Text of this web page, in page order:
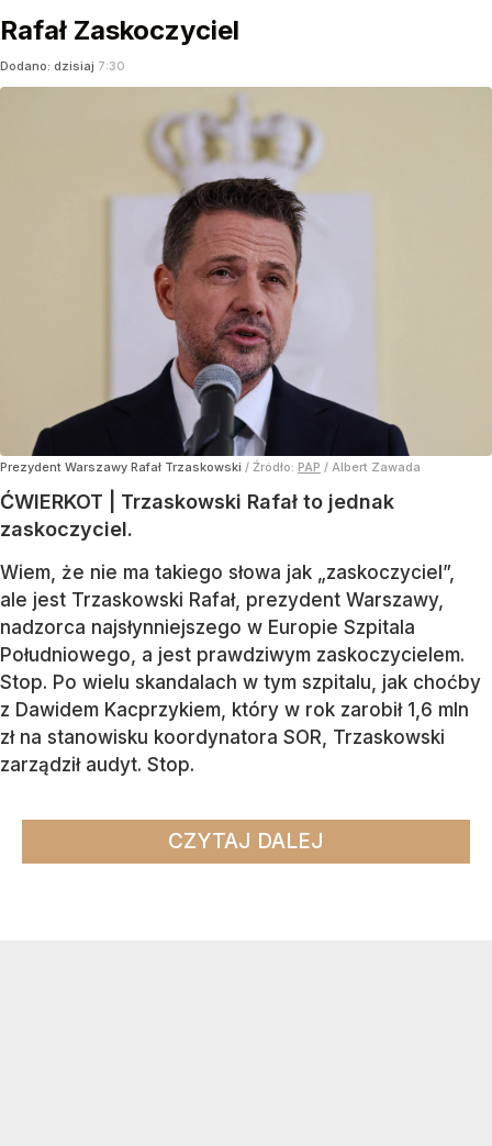
Rafał Zaskoczyciel
Dodano: dzisiaj 7:30
Prezydent Warszawy Rafał Trzaskowski / Źródło: PAP / Albert Zawada
ĆWIERKOT | Trzaskowski Rafał to jednak
zaskoczyciel.
Wiem, że nie ma takiego słowa jak „zaskoczyciel”,
ale jest Trzaskowski Rafał, prezydent Warszawy,
nadzorca najsłynniejszego w Europie Szpitala
Południowego, a jest prawdziwym zaskoczycielem.
Stop. Po wielu skandalach w tym szpitalu, jak choćby
z Dawidem Kacprzykiem, który w rok zarobił 1,6 mln
zł na stanowisku koordynatora SOR, Trzaskowski
zarządził audyt. Stop.
CZYTAJ DALEJ